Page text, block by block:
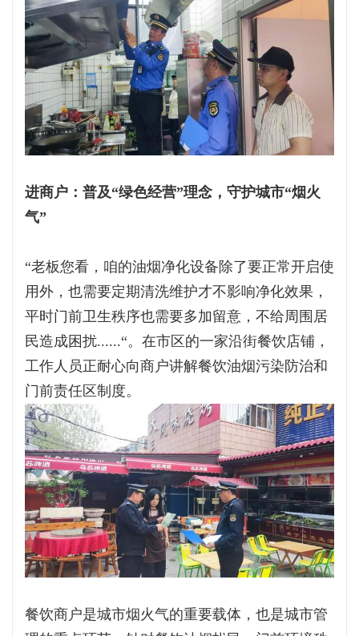
进商户：普及“绿色经营”理念，守护城市“烟火
气”
“老板您看，咱的油烟净化设备除了要正常开启使
用外，也需要定期清洗维护才不影响净化效果，
平时门前卫生秩序也需要多加留意，不给周围居
民造成困扰......“。在市区的一家沿街餐饮店铺，
工作人员正耐心向商户讲解餐饮油烟污染防治和
门前责任区制度。
餐饮商户是城市烟火气的重要载体，也是城市管